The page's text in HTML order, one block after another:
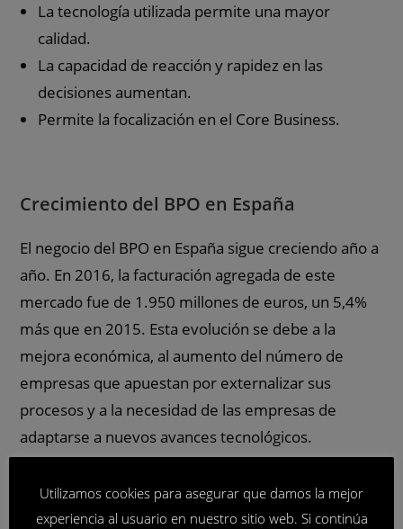
La tecnología utilizada permite una mayor
calidad.
La capacidad de reacción y rapidez en las
decisiones aumentan.
Permite la focalización en el Core Business.
Crecimiento del BPO en España
El negocio del BPO en España sigue creciendo año a
año. En 2016, la facturación agregada de este
mercado fue de 1.950 millones de euros, un 5,4%
más que en 2015. Esta evolución se debe a la
mejora económica, al aumento del número de
empresas que apuestan por externalizar sus
procesos y a la necesidad de las empresas de
adaptarse a nuevos avances tecnológicos.
TAMBIÉN PODRÍA GUSTARTE
Utilizamos cookies para asegurar que damos la mejor
experiencia al usuario en nuestro sitio web. Si continúa